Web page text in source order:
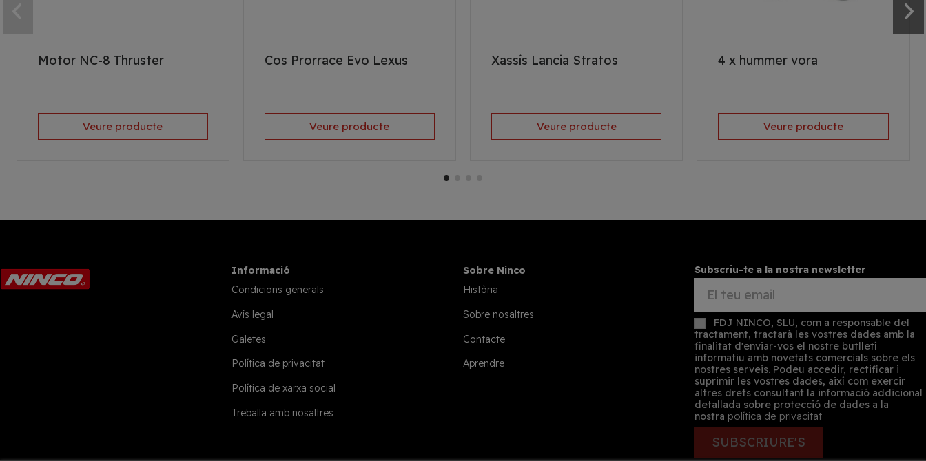
Motor NC-8 Thruster
Veure producte
Cos Prorrace Evo Lexus
Veure producte
Xassís Lancia Stratos
Veure producte
4 x hummer vora
Veure producte
Informació
Condicions generals
Avís legal
Galetes
Política de privacitat
Política de xarxa social
Treballa amb nosaltres
Sobre Ninco
Història
Sobre nosaltres
Contacte
Aprendre
Subscriu-te a la nostra newsletter
FDJ NINCO, SLU, com a responsable del
tractament, tractarà les vostres dades amb la
finalitat d'enviar-vos el nostre butlletí
informatiu amb novetats comercials sobre els
nostres serveis. Podeu accedir, rectificar i
suprimir les vostres dades, així com exercir
altres drets consultant la informació addicional
detallada sobre protecció de dades a la
nostra política de privacitat
SUBSCRIURE'S